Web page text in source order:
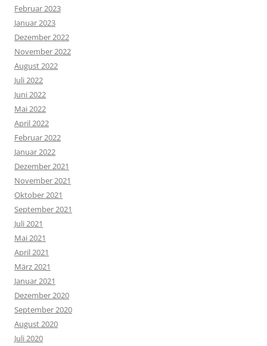
Februar 2023
Januar 2023
Dezember 2022
November 2022
August 2022
Juli 2022
Juni 2022
Mai 2022
April 2022
Februar 2022
Januar 2022
Dezember 2021
November 2021
Oktober 2021
September 2021
Juli 2021
Mai 2021
April 2021
März 2021
Januar 2021
Dezember 2020
September 2020
August 2020
Juli 2020